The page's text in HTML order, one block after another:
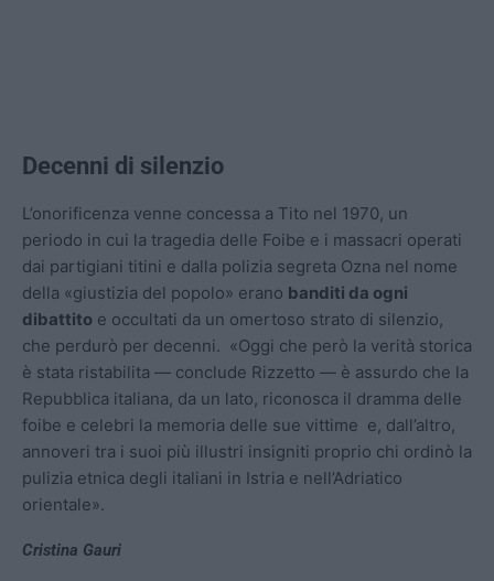
Decenni di silenzio
L’onorificenza venne concessa a Tito nel 1970, un
periodo in cui la tragedia delle Foibe e i massacri operati
dai partigiani titini e dalla polizia segreta Ozna nel nome
della «giustizia del popolo» erano banditi da ogni
dibattito e occultati da un omertoso strato di silenzio,
che perdurò per decenni. «Oggi che però la verità storica
è stata ristabilita — conclude Rizzetto — è assurdo che la
Repubblica italiana, da un lato, riconosca il dramma delle
foibe e celebri la memoria delle sue vittime e, dall’altro,
annoveri tra i suoi più illustri insigniti proprio chi ordinò la
pulizia etnica degli italiani in Istria e nell’Adriatico
orientale».
Cristina Gauri